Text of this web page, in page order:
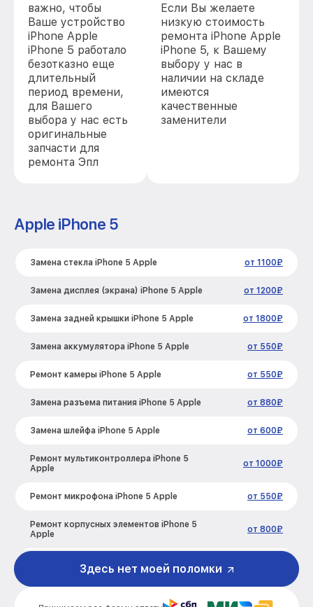
важно, чтобы
Ваше устройство
iPhone Apple
iPhone 5 работало
безотказно еще
длительный
период времени,
для Вашего
выбора у нас есть
оригинальные
запчасти для
ремонта Эпл
Если Вы желаете
низкую стоимость
ремонта iPhone Apple
iPhone 5, к Вашему
выбору у нас в
наличии на складе
имеются
качественные
заменители
Apple iPhone 5
Замена стекла iPhone 5 Apple от 1100₽
Замена дисплея (экрана) iPhone 5 Apple от 1200₽
Замена задней крышки iPhone 5 Apple от 1800₽
Замена аккумулятора iPhone 5 Apple от 550₽
Ремонт камеры iPhone 5 Apple от 550₽
Замена разъема питания iPhone 5 Apple от 880₽
Замена шлейфа iPhone 5 Apple от 600₽
Ремонт мультиконтроллера iPhone 5
Apple
от 1000₽
Ремонт микрофона iPhone 5 Apple от 550₽
Ремонт корпусных элементов iPhone 5
Apple
от 800₽
Ремонт сим лотка iPhone 5 Apple
Здесь нет моей поломки